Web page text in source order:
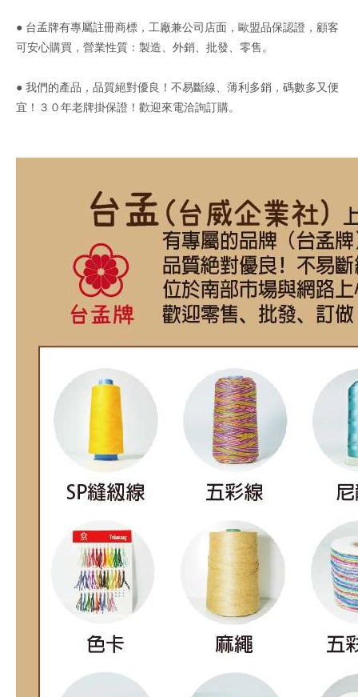
● 台孟牌有專屬註冊商標，工廠兼公司店面，歐盟品保認證，顧客
可安心購買，營業性質：製造、外銷、批發、零售。
● 我們的產品，品質絕對優良！不易斷線、薄利多銷，碼數多又便
宜！３０年老牌掛保證！歡迎來電洽詢訂購。